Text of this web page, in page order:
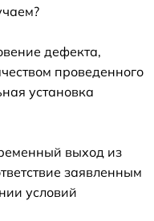
дефекта,
проведенного
установка
выход из
заявленным
условий